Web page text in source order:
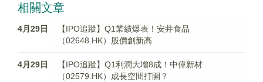
相關文章
4月29日
【IPO追蹤】Q1業績爆表！安井食品
（02648.HK）股價創新高
4月29日
【IPO追蹤】Q1利潤大增8成！中偉新材
（02579.HK）成長空間打開？